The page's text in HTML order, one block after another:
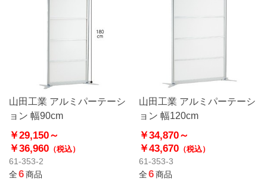
山田工業 アルミパーテーシ
ョン 幅90cm
￥29,150～
￥36,960 （税込）
61-353-2
全6商品
山田工業 アルミパーテーシ
ョン 幅120cm
￥34,870～
￥43,670（税込）
61-353-3
全6商品